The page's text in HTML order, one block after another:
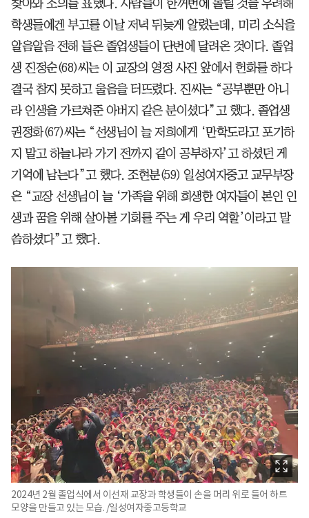
찾아와 조의를 표했다. 사람들이 한꺼번에 몰릴 것을 우려해
학생들에겐 부고를 이날 저녁 뒤늦게 알렸는데, 미리 소식을
알음알음 전해 들은 졸업생들이 단번에 달려온 것이다. 졸업
생 진정순(68)씨는 이 교장의 영정 사진 앞에서 헌화를 하다
결국 참지 못하고 울음을 터뜨렸다. 진씨는 “공부뿐만 아니
라 인생을 가르쳐준 아버지 같은 분이셨다”고 했다. 졸업생
권정화(67)씨는 “선생님이 늘 저희에게 ‘만학도라고 포기하
지 말고 하늘나라 가기 전까지 같이 공부하자’고 하셨던 게
기억에 남는다”고 했다. 조현분(59) 일성여자중고 교무부장
은 “교장 선생님이 늘 ‘가족을 위해 희생한 여자들이 본인 인
생과 꿈을 위해 살아볼 기회를 주는 게 우리 역할’이라고 말
씀하셨다”고 했다.
2024년 2월 졸업식에서 이선재 교장과 학생들이 손을 머리 위로 들어 하트
모양을 만들고 있는 모습. /일성여자중고등학교